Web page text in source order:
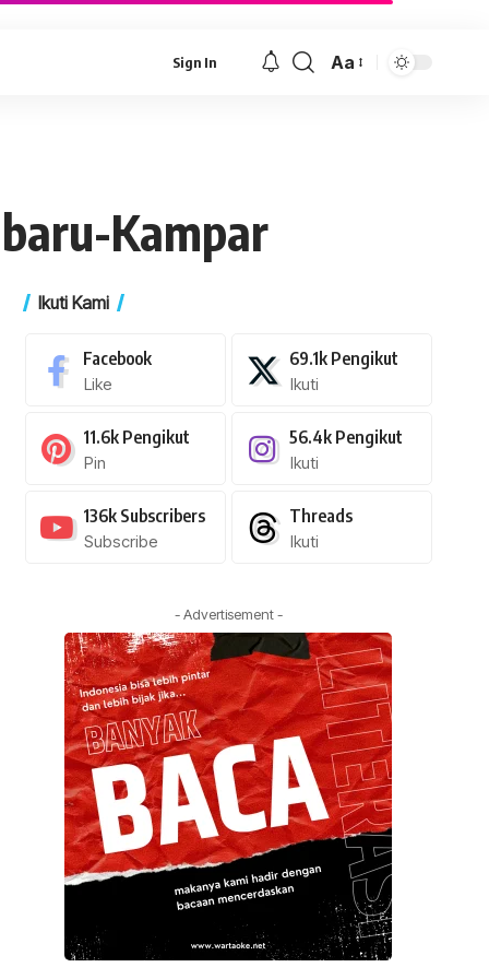
Sign In
Font
Aa
Kampar
Ikuti Kami
Facebook
Like
69.1k Pengikut
Ikuti
11.6k Pengikut
Pin
56.4k Pengikut
Ikuti
136k Subscribers
Subscribe
Threads
Ikuti
- Advertisement -